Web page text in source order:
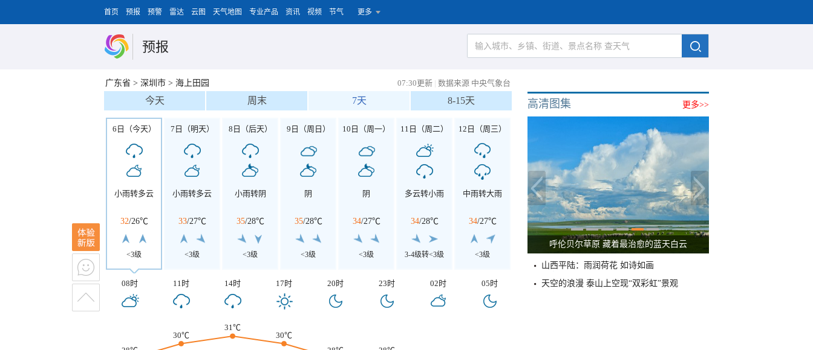
首页 预报 预警 雷达 云图 天气地图 专业产品 资讯 视频 节气 更多
预报
广东省 > 深圳市 > 海上田园 07:30更新 | 数据来源 中央气象台
今天 周末 7天 8-15天
6日（今天）
小雨转多云
32/26℃
<3级
7日（明天）
小雨转多云
33/27℃
<3级
8日（后天）
小雨转阴
35/28℃
<3级
9日（周日）
阴
35/28℃
<3级
10日（周一）
阴
34/27℃
<3级
11日（周二）
多云转小雨
34/28℃
3-4级转<3级
12日（周三）
中雨转大雨
34/27℃
<3级
08时 11时 14时 17时 20时 23时 02时 05时
30℃
31℃
30℃
更多>>
高清图集
呼伦贝尔草原 藏着最治愈的蓝天白云
山西平陆：雨润荷花 如诗如画
天空的浪漫 泰山上空现“双彩虹”景观